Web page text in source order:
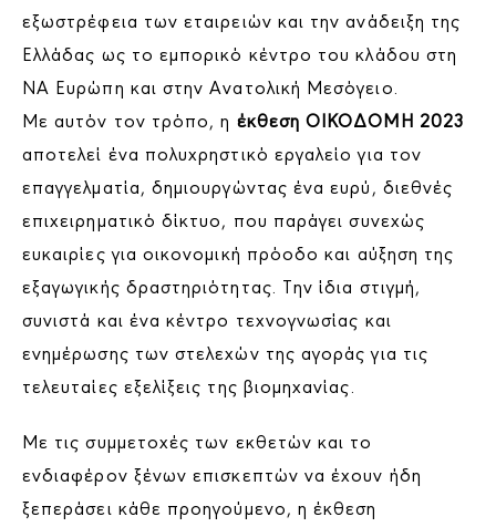
εξωστρέφεια των εταιρειών και την ανάδειξη της
Ελλάδας ως το εμπορικό κέντρο του κλάδου στη
ΝΑ Ευρώπη και στην Ανατολική Μεσόγειο.
Με αυτόν τον τρόπο, η έκθεση ΟΙΚΟΔOMH 2023
αποτελεί ένα πολυχρηστικό εργαλείο για τον
επαγγελματία, δημιουργώντας ένα ευρύ, διεθνές
επιχειρηματικό δίκτυο, που παράγει συνεχώς
ευκαιρίες για οικονομική πρόοδο και αύξηση της
εξαγωγικής δραστηριότητας. Την ίδια στιγμή,
συνιστά και ένα κέντρο τεχνογνωσίας και
ενημέρωσης των στελεχών της αγοράς για τις
τελευταίες εξελίξεις της βιομηχανίας.
Με τις συμμετοχές των εκθετών και το
ενδιαφέρον ξένων επισκεπτών να έχουν ήδη
ξεπεράσει κάθε προηγούμενο, η έκθεση